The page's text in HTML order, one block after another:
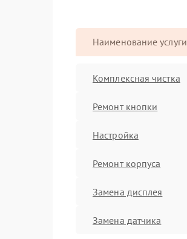
Наименование услуги
Комплексная чистка
Ремонт кнопки
Настройка
Ремонт корпуса
Замена дисплея
Замена датчика